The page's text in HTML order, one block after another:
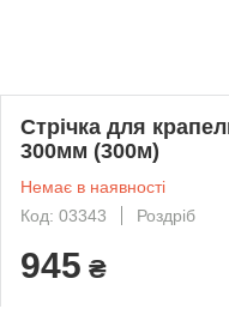
Стрічка для
300мм (300м)
Немає в наявності
Код: 03343
Роздріб
945 ₴